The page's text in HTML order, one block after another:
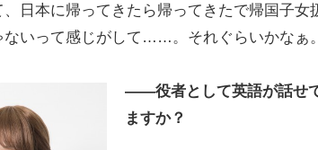
日本に帰ってきたら帰ってきたで帰国子女
ないって感じがして……。それぐらいかなぁ。
――役者として英語が話せ
ますか？